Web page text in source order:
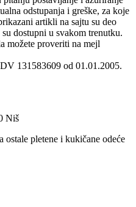
odstupanja i greške, za koje
artikli na sajtu su deo
dostupni u svakom trenutku.
možete proveriti na mejl
131583609 od 01.01.2005.
Niš
ostale pletene i kukičane odeće